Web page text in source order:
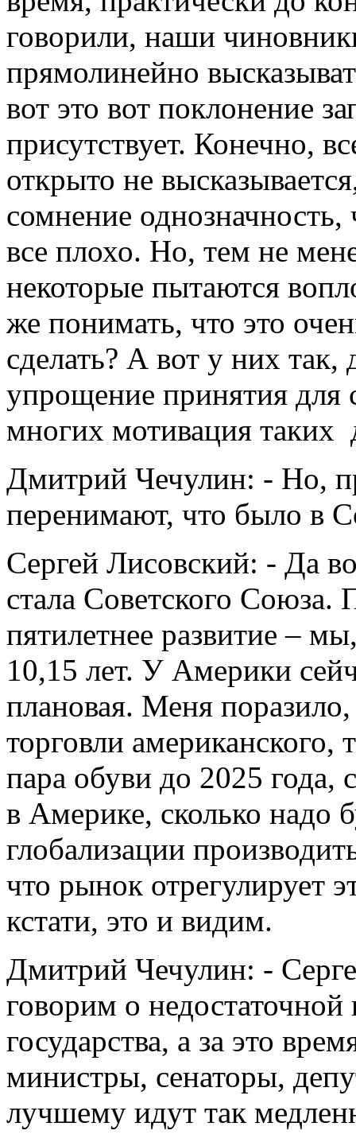
говорили, наши
прямолинейно
вот это вот поклонение
присутствует. Конечно,
открыто не
сомнение
все плохо. Но, тем не
некоторые пытаются
же понимать, что это
сделать? А вот у них так,
упрощение принятия для
многих мотивация таких
Дмитрий Чечулин: - Но,
перенимают, что было в
Сергей Лисовский: - Да
стала Советского
пятилетнее развитие –
10,15 лет. У Америки
плановая. Меня
торговли американского,
пара обуви до 2025 года,
в Америке, сколько надо
глобализации
что рынок отрегулирует
кстати, это и видим.
Дмитрий Чечулин: -
говорим о
государства, а за это
министры, сенаторы,
лучшему идут так